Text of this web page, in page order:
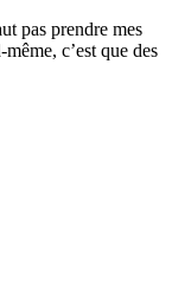
pas prendre mes
c’est que des